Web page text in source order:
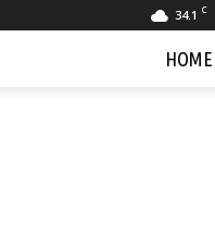
34.1 C
HOME